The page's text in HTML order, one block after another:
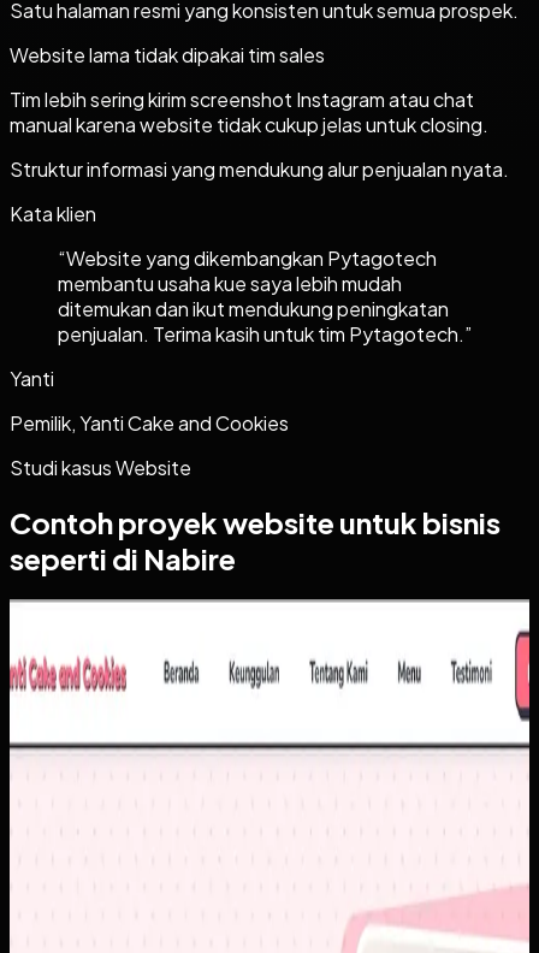
Satu halaman resmi yang konsisten untuk semua prospek.
Website lama tidak dipakai tim sales
Tim lebih sering kirim screenshot Instagram atau chat
manual karena website tidak cukup jelas untuk closing.
Struktur informasi yang mendukung alur penjualan nyata.
Kata klien
“Website yang dikembangkan Pytagotech
membantu usaha kue saya lebih mudah
ditemukan dan ikut mendukung peningkatan
penjualan. Terima kasih untuk tim Pytagotech.”
Yanti
Pemilik, Yanti Cake and Cookies
Studi kasusWebsite
Contoh proyekwebsite untuk bisnis
seperti di Nabire
Yanti Cake & Cookies
produk. Di saat yang sama, brand membutuhkan tampilan